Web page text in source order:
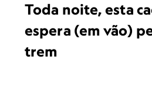
Toda noite, esta
espera (em vão)
trem